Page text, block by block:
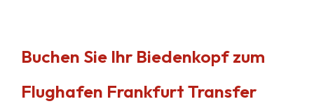
Buchen Sie Ihr Biedenkopf zum
Flughafen Frankfurt Transfer